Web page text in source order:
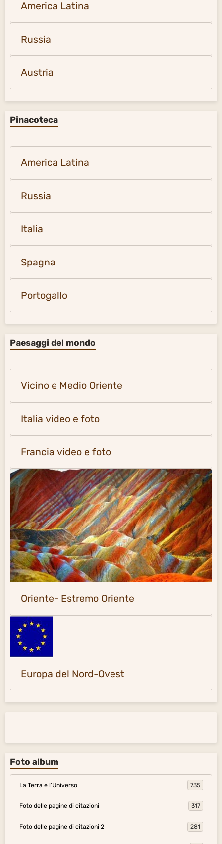
America Latina
Russia
Austria
Pinacoteca
America Latina
Russia
Italia
Spagna
Portogallo
Paesaggi del mondo
Vicino e Medio Oriente
Italia video e foto
Francia video e foto
Oriente- Estremo Oriente
Europa del Nord-Ovest
Foto album
La Terra e l'Universo 735
Foto delle pagine di citazioni 317
Foto delle pagine di citazioni 2 281